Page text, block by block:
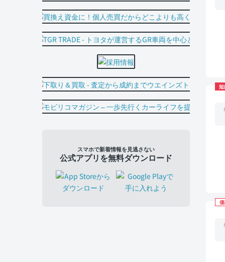
スマホで新着情報を見逃さない
公式アプリを無料ダウンロード